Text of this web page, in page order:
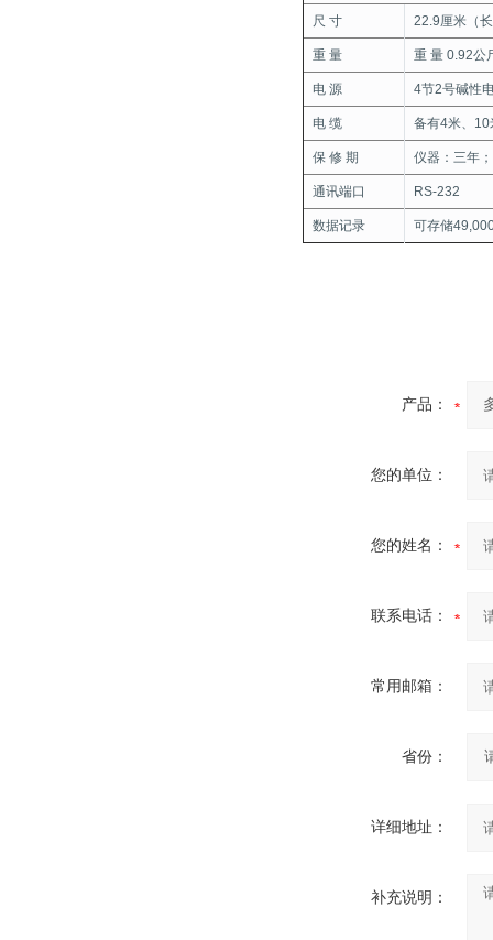
尺 寸 22.9厘米（
重 量 重 量 0.92公
电 源 4节2号碱性
电 缆 备有4米、
保 修 期 仪器：三年
通讯端口 RS-232
数据记录 可存储
产品：
您的单位：
您的姓名：
联系电话：
常用邮箱：
省份：
详细地址：
补充说明：